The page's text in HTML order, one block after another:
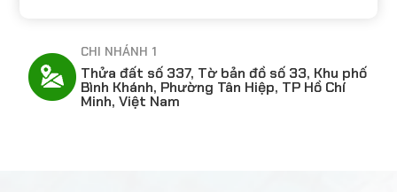
CHI NHÁNH 1
Thửa đất số 337, Tờ bản đồ số 33, Khu phố
Bình Khánh, Phường Tân Hiệp, TP Hồ Chí
Minh, Việt Nam